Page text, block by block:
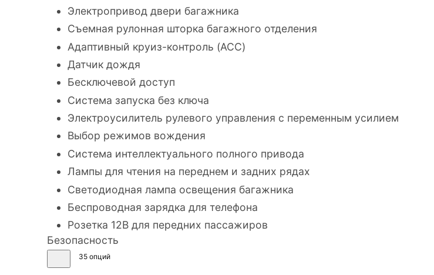
Электропривод двери багажника
Съемная рулонная шторка багажного отделения
Адаптивный круиз-контроль (ACC)
Датчик дождя
Бесключевой доступ
Система запуска без ключа
Электроусилитель рулевого управления с переменным усилием
Выбор режимов вождения
Система интеллектуального полного привода
Лампы для чтения на переднем и задних рядах
Светодиодная лампа освещения багажника
Беспроводная зарядка для телефона
Розетка 12В для передних пассажиров
Безопасность
35 опций